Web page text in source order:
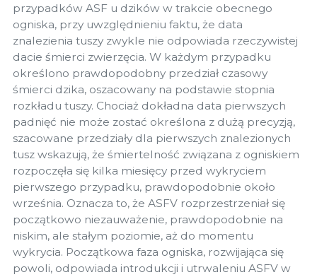
przypadków ASF u dzików w trakcie obecnego
ogniska, przy uwzględnieniu faktu, że data
znalezienia tuszy zwykle nie odpowiada rzeczywistej
dacie śmierci zwierzęcia. W każdym przypadku
określono prawdopodobny przedział czasowy
śmierci dzika, oszacowany na podstawie stopnia
rozkładu tuszy. Chociaż dokładna data pierwszych
padnięć nie może zostać określona z dużą precyzją,
szacowane przedziały dla pierwszych znalezionych
tusz wskazują, że śmiertelność związana z ogniskiem
rozpoczęła się kilka miesięcy przed wykryciem
pierwszego przypadku, prawdopodobnie około
września. Oznacza to, że ASFV rozprzestrzeniał się
początkowo niezauważenie, prawdopodobnie na
niskim, ale stałym poziomie, aż do momentu
wykrycia. Początkowa faza ogniska, rozwijająca się
powoli, odpowiada introdukcji i utrwaleniu ASFV w